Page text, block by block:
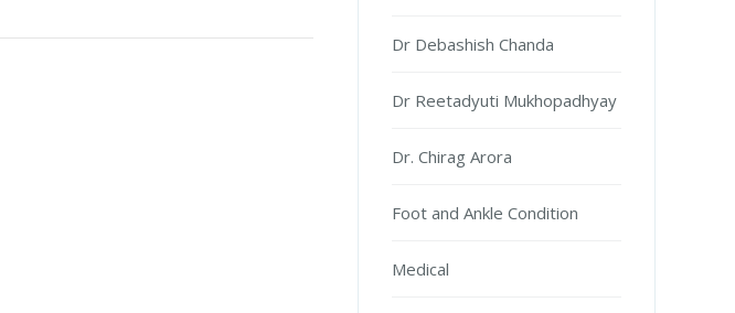
Dr Debashish Chanda
Dr Reetadyuti Mukhopadhyay
Dr. Chirag Arora
Foot and Ankle Condition
Medical